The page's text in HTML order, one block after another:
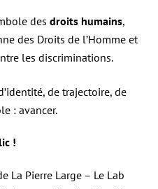
des droits humains,
des Droits de l’Homme et
les discriminations.
de trajectoire, de
: avancer.
!
La Pierre Large – Le Lab